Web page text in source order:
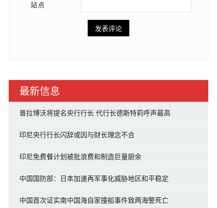
站点
最新信息
普拉博沃将提名央行行长 代行长德斯特莉呼声最高
印尼央行行长闪辞或因与财长理念不合
印尼免费餐计划被批浪费和制造巨量厨余
中国国防部：日本加速再军事化威胁地区和平稳定
中国首次证实南中国海自家撞船事件致两海警死亡